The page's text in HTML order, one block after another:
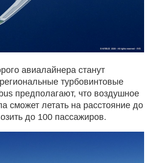
авиалайнера станут
турбовинтовые
предполагают, что воздушное
сможет летать на расстояние до
до 100 пассажиров.